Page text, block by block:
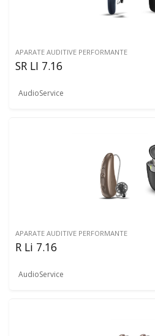
APARATE AUDITIVE PERFORMANTE
SR LI 7.16
AudioService
APARATE AUDITIVE PERFORMANTE
R Li 7.16
AudioService